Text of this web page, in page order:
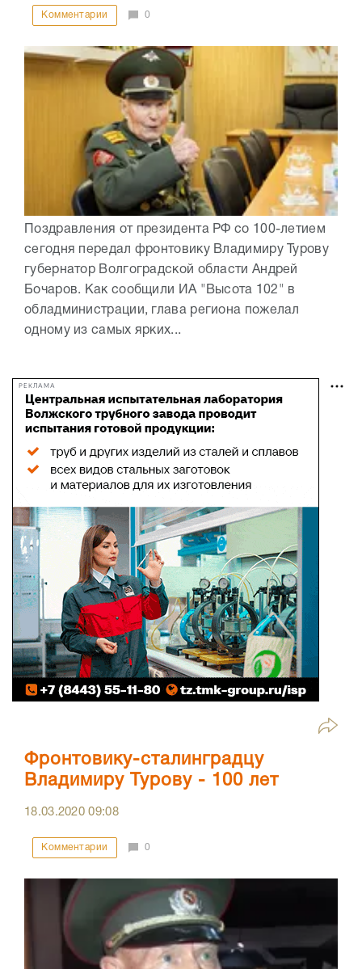
Комментарии 0
Поздравления от президента РФ со 100-летием
сегодня передал фронтовику Владимиру Турову
губернатор Волгоградской области Андрей
Бочаров. Как сообщили ИА "Высота 102" в
обладминистрации, глава региона пожелал
одному из самых ярких...
РЕКЛАМА
Фронтовику-сталинградцу
Владимиру Турову - 100 лет
18.03.202009:08
Комментарии 0